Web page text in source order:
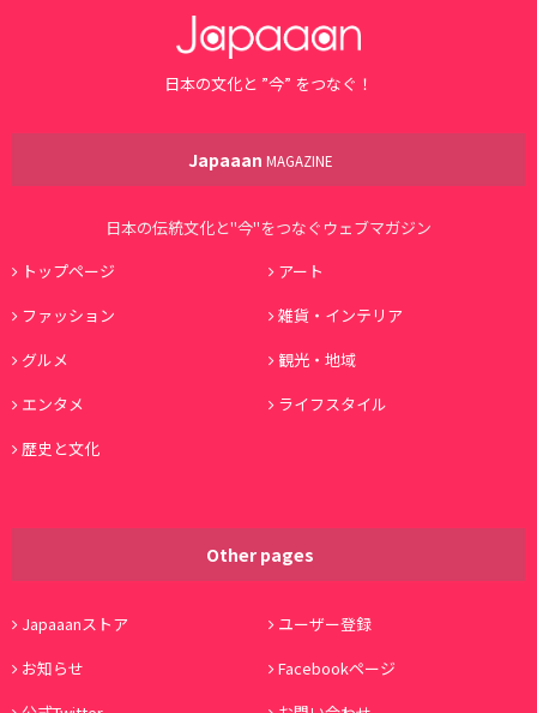
日本の文化と ”今” をつなぐ！
Japaaan MAGAZINE
日本の伝統文化と"今"をつなぐウェブマガジン
トップページ
アート
ファッション
雑貨・インテリア
グルメ
観光・地域
エンタメ
ライフスタイル
歴史と文化
Other pages
Japaaanストア
ユーザー登録
お知らせ
Facebookページ